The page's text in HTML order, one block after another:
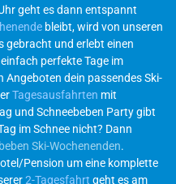
geht es dann entspannt
bleibt, wird von unseren
gebracht und erlebt einen
perfekte Tage im
Angeboten dein passendes Ski-
Tagesausfahrten mit
und Schneebeben Party gibt
im Schnee nicht? Dann
Ski-Wochenenden.
Pension um eine komplette
2-Tagesfahrt geht es am